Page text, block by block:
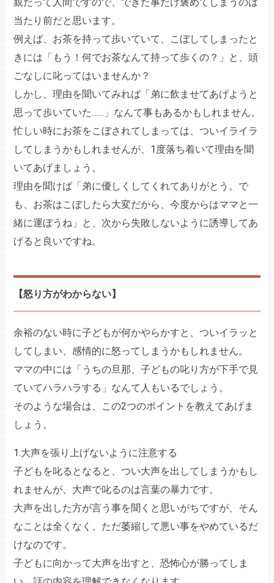
親だって人間ですので、できた事だけ褒めてしまうのは
当たり前だと思います。
例えば、お茶を持って歩いていて、こぼしてしまったと
きには「もう！何でお茶なんて持って歩くの？」と、頭
ごなしに叱ってはいませんか？
しかし、理由を聞いてみれば「弟に飲ませてあげようと
思って歩いていた……」なんて事もあるかもしれません。
忙しい時にお茶をこぼされてしまっては、ついイライラ
してしまうかもしれませんが、1度落ち着いて理由を聞
いてあげましょう。
理由を聞けば「弟に優しくしてくれてありがとう。で
も、お茶はこぼしたら大変だから、今度からはママと一
緒に運ぼうね」と、次から失敗しないように誘導してあ
げると良いですね。
【怒り方がわからない】
余裕のない時に子どもが何かやらかすと、ついイラッと
してしまい、感情的に怒ってしまうかもしれません。
ママの中には「うちの旦那、子どもの叱り方が下手で見
ていてハラハラする」なんて人もいるでしょう。
そのような場合は、この2つのポイントを教えてあげま
しょう。
1.大声を張り上げないように注意する
子どもを叱るとなると、つい大声を出してしまうかもし
れませんが、大声で叱るのは言葉の暴力です。
大声を出した方が言う事を聞くと思いがちですが、そん
なことは全くなく、ただ萎縮して悪い事をやめているだ
けなのです。
子どもに向かって大声を出すと、恐怖心が勝ってしま